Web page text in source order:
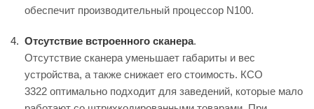
обеспечит производительный процессор N100.
Отсутствие встроенного сканера.
Отсутствие сканера уменьшает габариты и вес
устройства, а также снижает его стоимость. КСО
3322 оптимально подходит для заведений, которые мало